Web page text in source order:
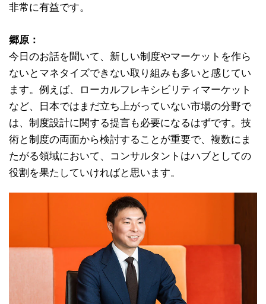
非常に有益です。
郷原：
今日のお話を聞いて、新しい制度やマーケットを作ら
ないとマネタイズできない取り組みも多いと感じてい
ます。例えば、ローカルフレキシビリティマーケット
など、日本ではまだ立ち上がっていない市場の分野で
は、制度設計に関する提言も必要になるはずです。技
術と制度の両面から検討することが重要で、複数にま
たがる領域において、コンサルタントはハブとしての
役割を果たしていければと思います。